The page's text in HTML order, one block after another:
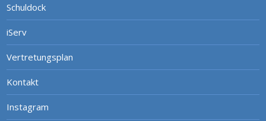
Schuldock
iServ
Vertretungsplan
Kontakt
Instagram